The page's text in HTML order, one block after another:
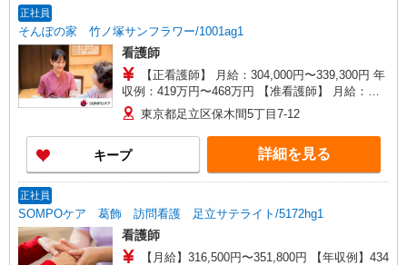
正社員
そんぽの家 竹ノ塚サンフラワー/1001ag1
看護師
【正看護師】 月給：304,000円〜339,300円 年
収例：419万円〜468万円 【准看護師】 月給：
278,300円〜313,600円 年収例：383万円〜432万円
【賞与】あり（年2回） ※月給は職務手当、働き
がい向上手当、日祝手当（月平均2回分）等、 毎
月平均的に支払われる手当を含みます。 ◎月給は
経験により異なります。 ◎残業時は別途時間外手
年支給
東京都足立区保木間5丁目7-12
キープ 詳細を見る
正社員
SOMPOケア 葛飾 訪問看護 足立サテライト/5172hg1
看護師
【月給】316,500円〜351,800円 【年収例】434